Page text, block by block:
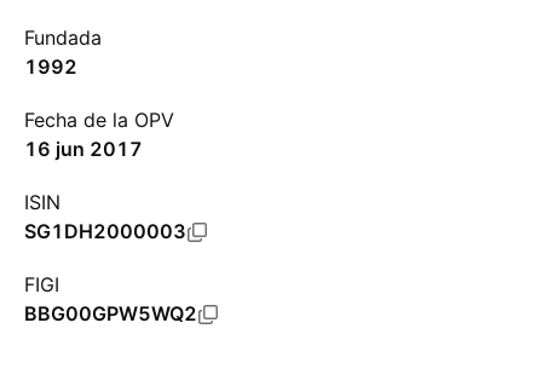
Fundada
1992
Fecha de la OPV
16 jun 2017
ISIN
SG1DH2000003
FIGI
BBG00GPW5WQ2